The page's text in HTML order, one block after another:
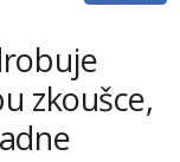
zkoušce,